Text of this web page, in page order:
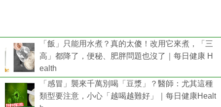
「飯」只能用水煮？真的太傻！改用它來煮，「三
高」都降了，便秘、肥胖問題也沒了｜每日健康 H
ealth
「感冒」襲來千萬別喝「豆漿」？醫師：尤其這種
類型要注意，小心「越喝越難好」｜每日健康Healt